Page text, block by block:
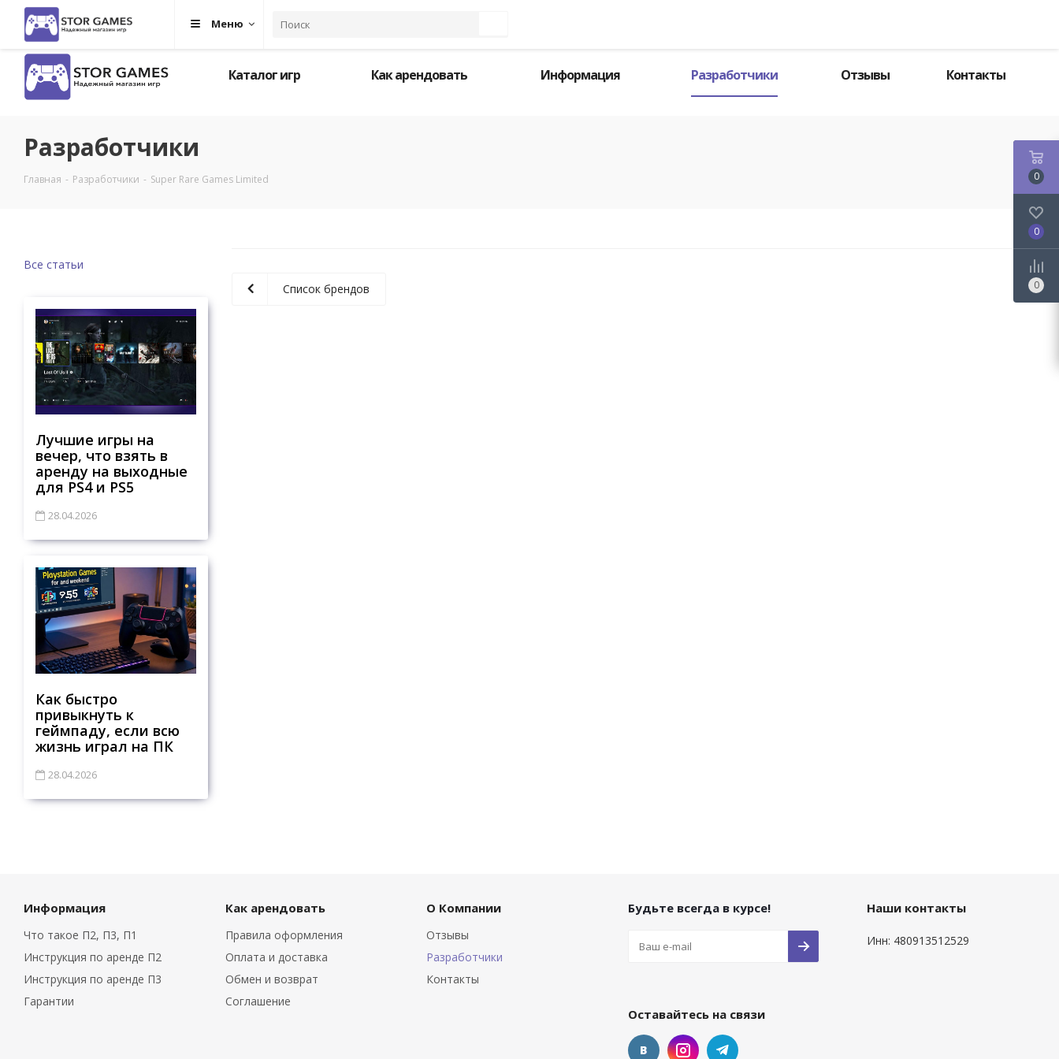
Каталог игр Как арендовать Информация Разработчики Отзывы Контакты
Меню
Разработчики
Главная - Разработчики - Super Rare Games Limited
Список брендов
Все статьи
Лучшие игры на
вечер, что взять в
аренду на выходные
для PS4 и PS5
28.04.2026
Как быстро
привыкнуть к
геймпаду, если всю
жизнь играл на ПК
28.04.2026
Информация
Что такое П2, П3, П1
Инструкция по аренде П2
Инструкция по аренде П3
Гарантии
Как арендовать
Правила оформления
Оплата и доставка
Обмен и возврат
Соглашение
О Компании
Отзывы
Разработчики
Контакты
Будьте всегда в курсе!
Оставайтесь на связи
Наши контакты
Инн: 480913512529
0
0
0